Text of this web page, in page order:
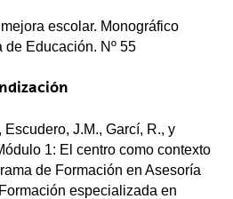
escolar. Monográfico
de Educación. Nº 55
Escudero, J.M., Garcí, R., y
1: El centro como contexto
de Formación en Asesoría
especializada en